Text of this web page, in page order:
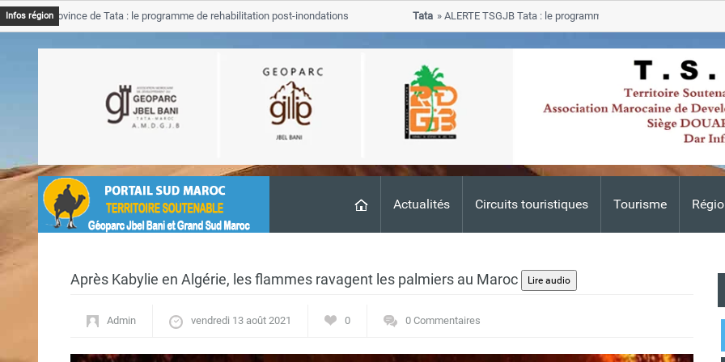
Actualités Circuits touristiques Tourisme
Infos région
Province de Tata : le programme de rehabilitation post-inondations
ALERTE TSGJB Tata : le programme de rehabilitation post-
progresse dans les zones sinistrees
Après Kabylie en Algérie, les flammes ravagent les palmiers au Maroc
Admin vendredi 13 août 2021 0 0 Commentaires